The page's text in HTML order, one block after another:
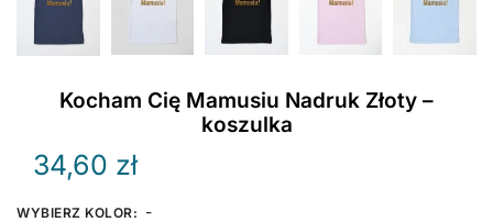
Kocham Cię Mamusiu Nadruk Złoty –
koszulka
34,60 zł
WYBIERZ KOLOR: -